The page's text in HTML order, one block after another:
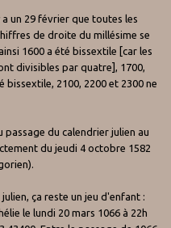
un 29 février que toutes les
de droite du millésime se
1600 a été bissextile [car les
divisibles par quatre], 1700,
bissextile, 2100, 2200 et 2300 ne
du calendrier julien au
du jeudi 4 octobre 1582
ça reste un jeu d'enfant :
le lundi 20 mars 1066 à 22h